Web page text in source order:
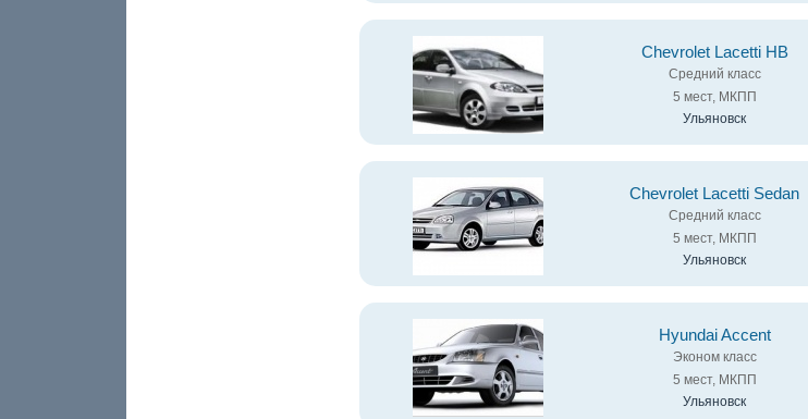
Chevrolet Lacetti HB
Средний класс
5 мест, МКПП
Ульяновск
Chevrolet Lacetti Sedan
Средний класс
5 мест, МКПП
Ульяновск
Hyundai Accent
Эконом класс
5 мест, МКПП
Ульяновск